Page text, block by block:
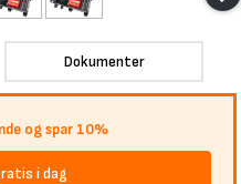
Dokumenter
og spar 10%
i dag